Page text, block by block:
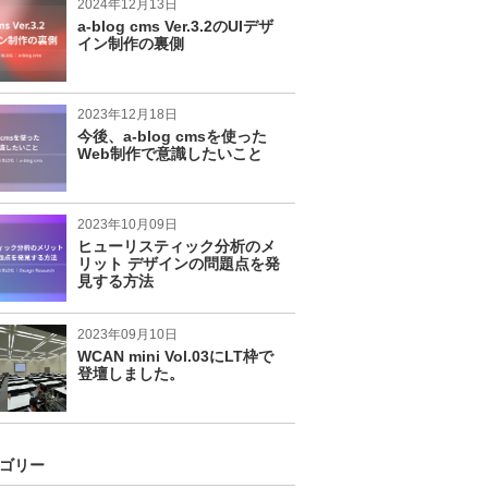
2024年12月13日
a-blog cms Ver.3.2のUIデザ
イン制作の裏側
2023年12月18日
今後、a-blog cmsを使った
Web制作で意識したいこと
2023年10月09日
ヒューリスティック分析のメ
リット デザインの問題点を発
見する方法
2023年09月10日
WCAN mini Vol.03にLT枠で
登壇しました。
リー